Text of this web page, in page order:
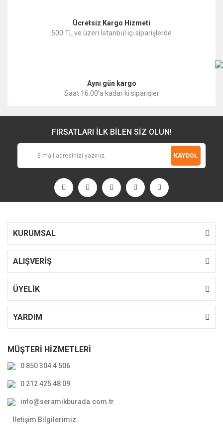
Ücretsiz Kargo Hizmeti
500 TL ve üzeri İstanbul içi siparişlerde
Aynı gün kargo
Saat 16:00'a kadar ki siparişler
FIRSATLARI İLK BİLEN SİZ OLUN!
KAYDOL
KURUMSAL
ALIŞVERİŞ
ÜYELİK
YARDIM
MÜŞTERİ HİZMETLERİ
0 850 304 4 506
0 212 425 48 09
info@seramikburada.com.tr
İletişim Bilgilerimiz